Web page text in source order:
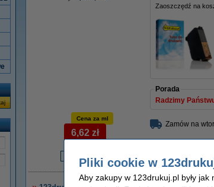
Zaoszczędź na
Porada
Radzimy
Cena za ml
6,62 zł
Zamów na
225,93 zł bez VAT
Pliki cookie w
Aby zakupy w 123drukuj.pl były